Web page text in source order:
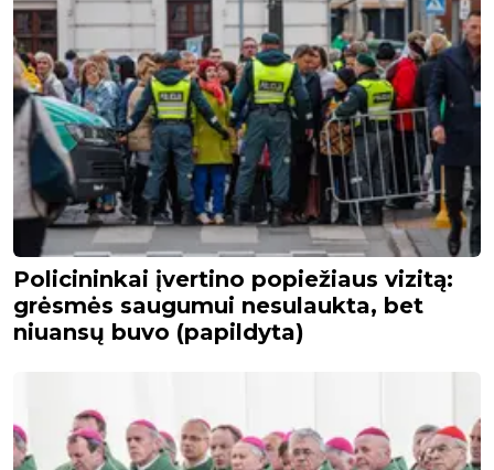
Policininkai įvertino popiežiaus vizitą:
grėsmės saugumui nesulaukta, bet
niuansų buvo (papildyta)